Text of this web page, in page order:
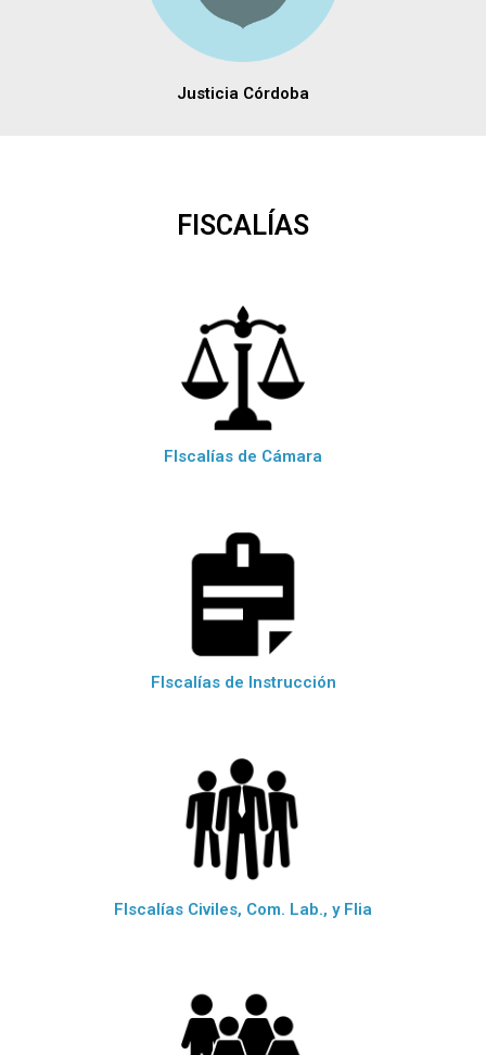
Justicia Córdoba
FISCALÍAS
FIscalías de Cámara
FIscalías de Instrucción
FIscalías Civiles, Com. Lab., y Flia